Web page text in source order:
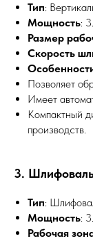
Тип:
Мощность:
Размер
Скорость
Позволяет
Имеет
Компактный
производств.
3.
Тип:
Мощность:
Рабочая